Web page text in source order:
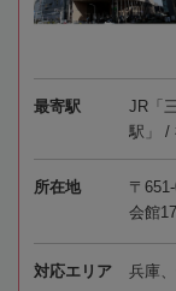
最寄駅
JR「
駅」 /
所在地
〒
会館
対応エリア 兵庫